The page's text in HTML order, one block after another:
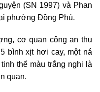
(SN 1997) và Phan
phường Đồng Phú.
cơ quan công an thu
bình xịt hơi cay, một ná
thể màu trắng nghi là
quan.